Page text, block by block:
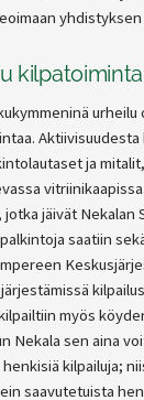
kilpatoiminta
urheilu
ja
jäivät Nekalan
saatiin
myös
Nekala sen aina
kilpailuja;
saavutetuista